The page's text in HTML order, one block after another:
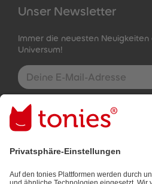
Unser Newsletter
Immer die neuesten Neuigkeiten
Universum!
E-Mail-Addresse
Mit dem Absenden abonnierst du
auf den von dir bereitgestellten
informationen) und den von dir zu
Datenschutzbestimmungen.